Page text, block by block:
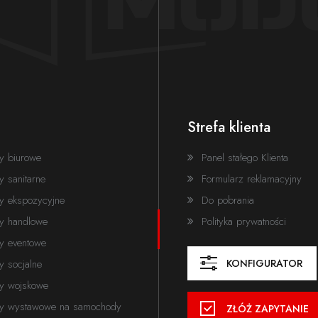
biurowe
sanitarne
ekspozycyjne
handlowe
eventowe
socjalne
wojskowe
wystawowe na samochody
Strefa klienta
Panel stałego Klienta
Formularz reklamacyjny
Do pobrania
Polityka prywatności
KONFIGURATOR
ZŁÓŻ ZAPYTANIE
z
zpolityką prywatności serwisu.